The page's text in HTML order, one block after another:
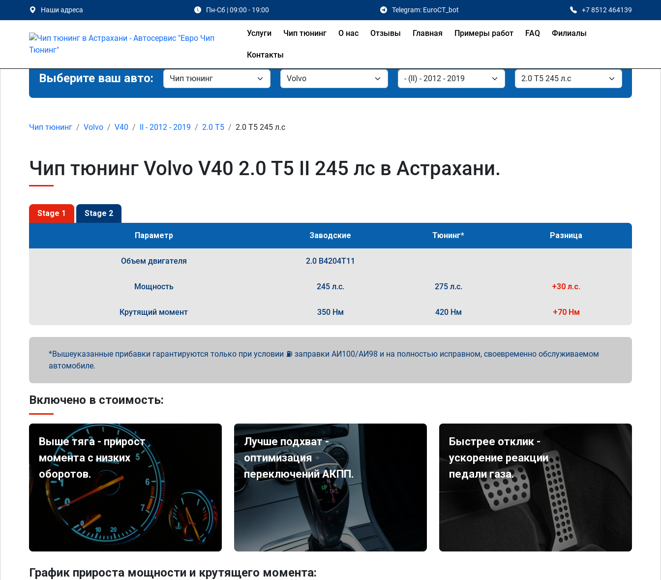
Наши адреса Пн-Сб | 09:00 - 19:00 Telegram: EuroCT_bot +7 8512 464139
Услуги Чип тюнинг О нас Отзывы Главная Примеры работ FAQ Филиалы
Контакты
Выберите ваш авто:
Чип тюнинг Volvo V40 II - 2012 - 2019 2.0 T5 2.0 T5 245 л.с
Чип тюнинг Volvo V40 2.0 T5 II 245 лс в Астрахани.
Stage 1 Stage 2
Параметр Заводские Тюнинг* Разница
Объем двигателя 2.0 B4204T11
Мощность 245 л.с. 275 л.с. +30 л.с.
Крутящий момент 350 Нм 420 Нм +70 Нм
Вышеуказанные прибавки гарантируются только при условии ⛽ заправки АИ100/АИ98 и на полностью исправном, своевременно обслуживаемом
автомобиле.
Включено в стоимость:
Выше тяга - прирост
момента с низких
оборотов.
Лучше подхват -
оптимизация
переключений АКПП.
Быстрее отклик -
ускорение реакции
педали газа.
График прироста мощности и крутящего момента: